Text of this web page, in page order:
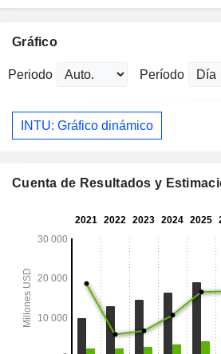
Gráfico
Periodo Período
INTU: Gráfico dinámico
Cuenta de Resultados y